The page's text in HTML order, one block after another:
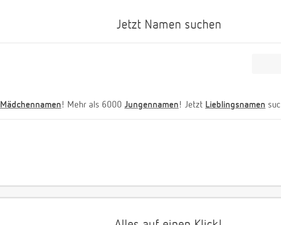
Jetzt Namen suchen
Mädchennamen! Mehr als 6000 Jungennamen! Jetzt Lieblingsnamen